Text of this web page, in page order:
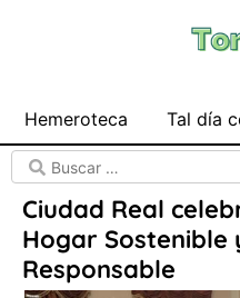
Hemeroteca Tal día
Ciudad Real
Hogar Sostenible
Responsable